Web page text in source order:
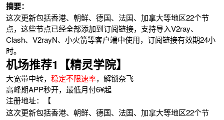
摘要：
这次更新包括香港、朝鲜、德国、法国、加拿大等地区22个节
点，这些节点已经全部添加到订阅链接，支持导入V2ray、
Clash、V2rayN、小火箭等客户端中使用，订阅链接有效期24小
时。
机场推荐1【精灵学院】
大宽带中转，稳定不限速率，解锁奈飞
高峰期APP秒开，最低月付6¥起
注册地址：【
这次更新包括香港、朝鲜、德国、法国、加拿大等地区22个节